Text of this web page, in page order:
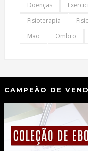
Doenças
Fisioterapia
Mão
Ombro
CAMPEÃO DE